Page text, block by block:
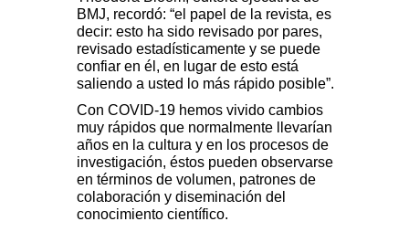
BMJ, recordó: “el papel de la revista, es
decir: esto ha sido revisado por pares,
revisado estadísticamente y se puede
confiar en él, en lugar de esto está
saliendo a usted lo más rápido posible”.
Con COVID-19 hemos vivido cambios
muy rápidos que normalmente llevarían
años en la cultura y en los procesos de
investigación, éstos pueden observarse
en términos de volumen, patrones de
colaboración y diseminación del
conocimiento científico.